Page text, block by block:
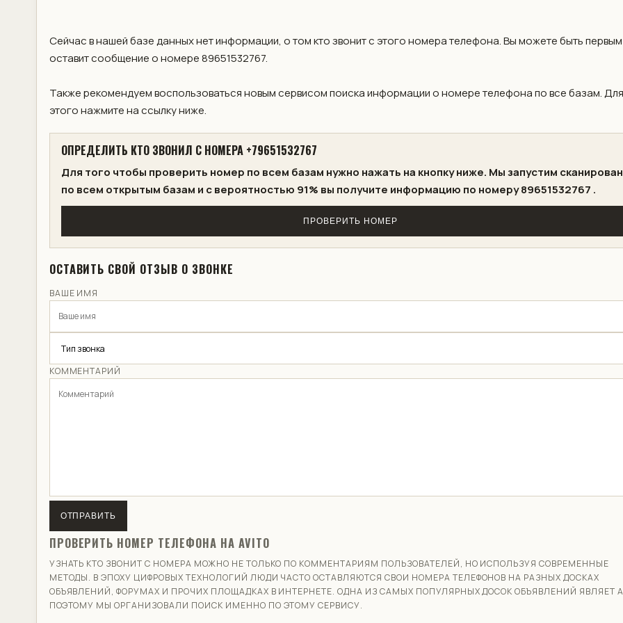
Сейчас в нашей базе данных нет информации, о том кто звонит с этого номера телефона. Вы можете быть первым
оставит сообщение о номере 89651532767.
Также рекомендуем воспользоваться новым сервисом поиска информации о номере телефона по все базам. Для
этого нажмите на ссылку ниже.
ОПРЕДЕЛИТЬ КТО ЗВОНИЛ С НОМЕРА +79651532767
Для того чтобы проверить номер по всем базам нужно нажать на кнопку ниже. Мы запустим
по всем открытым базам и с вероятностью 91% вы получите информацию по номеру 89651532767 .
ПРОВЕРИТЬ НОМЕР
ОСТАВИТЬ СВОЙ ОТЗЫВ О ЗВОНКЕ
ВАШЕ ИМЯ
КОММЕНТАРИЙ
ОТПРАВИТЬ
ПРОВЕРИТЬ НОМЕР ТЕЛЕФОНА НА AVITO
УЗНАТЬ КТО ЗВОНИТ С НОМЕРА МОЖНО НЕ ТОЛЬКО ПО КОММЕНТАРИЯМ ПОЛЬЗОВАТЕЛЕЙ, НО ИСПОЛЬЗУЯ СОВРЕМЕННЫЕ
МЕТОДЫ. В ЭПОХУ ЦИФРОВЫХ ТЕХНОЛОГИЙ ЛЮДИ ЧАСТО ОСТАВЛЯЮТСЯ СВОИ НОМЕРА ТЕЛЕФОНОВ НА РАЗНЫХ ДОСКАХ
ОБЪЯВЛЕНИЙ, ФОРУМАХ И ПРОЧИХ ПЛОЩАДКАХ В ИНТЕРНЕТЕ. ОДНА ИЗ САМЫХ ПОПУЛЯРНЫХ ДОСОК ОБЪЯВЛЕНИЙ ЯВЛЯЕТ
ПОЭТОМУ МЫ ОРГАНИЗОВАЛИ ПОИСК ИМЕННО ПО ЭТОМУ СЕРВИСУ.